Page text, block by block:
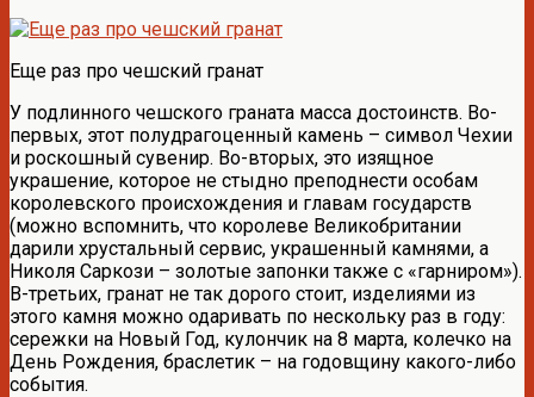
Еще раз про чешский гранат
У подлинного чешского граната масса достоинств. Во-
первых, этот полудрагоценный камень – символ Чехии
и роскошный сувенир. Во-вторых, это изящное
украшение, которое не стыдно преподнести особам
королевского происхождения и главам государств
(можно вспомнить, что королеве Великобритании
дарили хрустальный сервис, украшенный камнями, а
Николя Саркози – золотые запонки также с «гарниром»).
В-третьих, гранат не так дорого стоит, изделиями из
этого камня можно одаривать по нескольку раз в году:
сережки на Новый Год, кулончик на 8 марта, колечко на
День Рождения, браслетик – на годовщину какого-либо
события.